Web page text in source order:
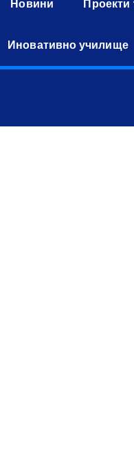
Новини Проекти
Иновативно училище